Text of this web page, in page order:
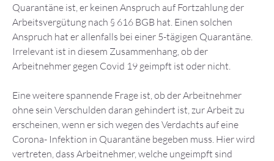
Quarantäne ist, er keinen Anspruch auf Fortzahlung der
Arbeitsvergütung nach § 616 BGB hat. Einen solchen
Anspruch hat er allenfalls bei einer 5-tägigen Quarantäne.
Irrelevant ist in diesem Zusammenhang, ob der
Arbeitnehmer gegen Covid 19 geimpft ist oder nicht.
Eine weitere spannende Frage ist, ob der Arbeitnehmer
ohne sein Verschulden daran gehindert ist, zur Arbeit zu
erscheinen, wenn er sich wegen des Verdachts auf eine
Corona- Infektion in Quarantäne begeben muss. Hier wird
vertreten, dass Arbeitnehmer, welche ungeimpft sind